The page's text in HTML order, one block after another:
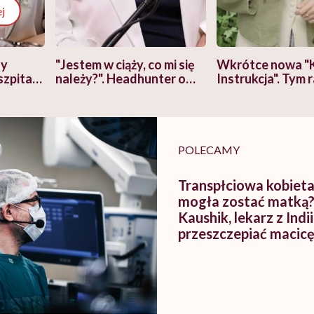
"Jestem w ciąży, co mi się
należy?". Headhunter o
pracy
Wkrótce nowa
Instrukcja". Tym
POLECAMY
Transpłciowa
mogła zostać
Kaushik, lekarz z
przeszczepiać macicę